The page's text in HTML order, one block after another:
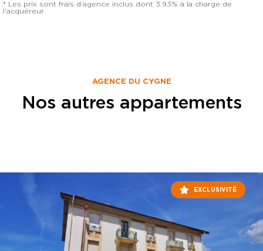
* Les prix sont frais d'agence inclus dont 3.93% à la charge de
l'acquéreur
AGENCE DU CYGNE
Nos autres appartements
EXCLUSIVITÉ